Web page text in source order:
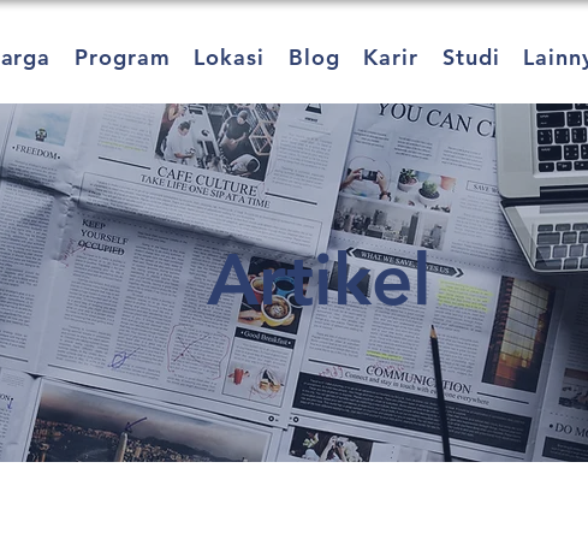
Program Lokasi Blog Karir Studi
Artikel